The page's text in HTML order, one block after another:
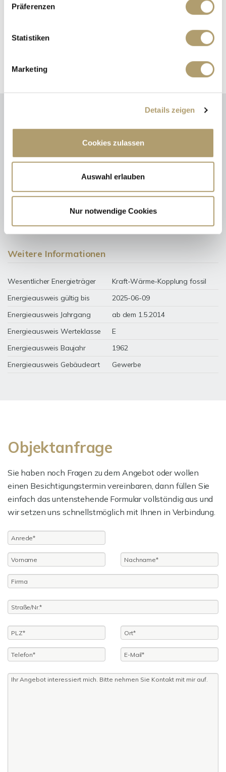
Präferenzen
Statistiken
Marketing
Details zeigen
Cookies zulassen
Auswahl erlauben
Nur notwendige Cookies
Telefax: 00498990932011
Freue mich auf Sie!
Energieausweis (Verbrauchsausweis)
133,80 kWh / (m²*a)
Weitere Informationen
Wesentlicher Energieträger
Kraft-Wärme-Kopplung fossil
Energieausweis gültig bis
2025-06-09
Energieausweis Jahrgang
ab dem 1.5.2014
Energieausweis Werteklasse
E
Energieausweis Baujahr
1962
Energieausweis Gebäudeart
Gewerbe
Objektanfrage
Sie haben noch Fragen zu dem Angebot oder wollen
einen Besichtigungstermin vereinbaren, dann füllen Sie
einfach das untenstehende Formular vollständig aus und
wir setzen uns schnellstmöglich mit Ihnen in Verbindung.